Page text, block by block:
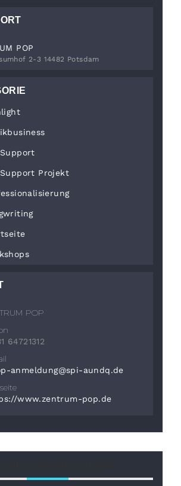
POP
2-3 14482 Potsdam
Projekt
POP
64721312
anmeldung@spi-aundq.de
www.zentrum-pop.de